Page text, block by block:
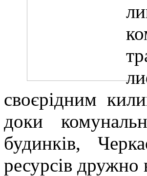
своєрідним
доки
будинків,
ресурсів дружно